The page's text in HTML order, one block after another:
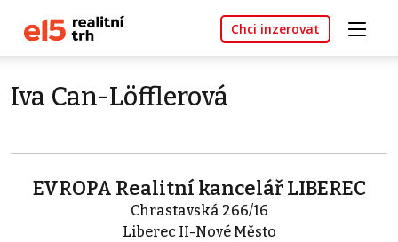
Chci inzerovat
Iva Can-Löfflerová
EVROPA Realitní kancelář LIBEREC
Chrastavská 266/16
Liberec II-Nové Město